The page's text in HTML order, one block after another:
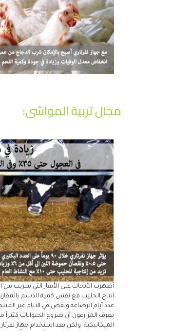
مجال تربية المواشى:
أظهرت الأبحاث على الأبقار التي شربت من
انتاج الحليب مع نفس كمية الدسم
عدد أيام الرضاعة ونقص في الايام غير
يعرف المزارعون أن ضروع الحيوانات
الميكانيكية. ولكن بعد استخدام جهاز